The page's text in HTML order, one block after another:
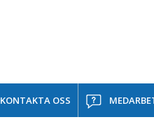
KONTAKTA OSS